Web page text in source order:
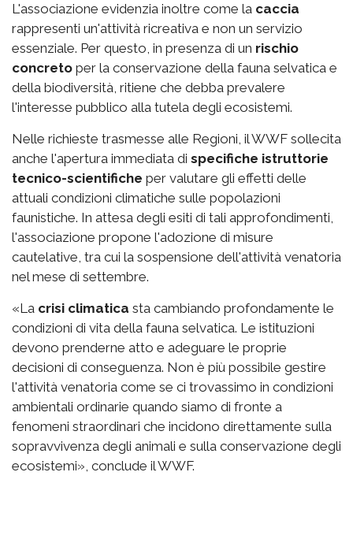
L'associazione evidenzia inoltre come la caccia
rappresenti un'attività ricreativa e non un servizio
essenziale. Per questo, in presenza di un rischio
concreto per la conservazione della fauna selvatica e
della biodiversità, ritiene che debba prevalere
l'interesse pubblico alla tutela degli ecosistemi.
Nelle richieste trasmesse alle Regioni, il WWF sollecita
anche l'apertura immediata di specifiche istruttorie
tecnico-scientifiche per valutare gli effetti delle
attuali condizioni climatiche sulle popolazioni
faunistiche. In attesa degli esiti di tali approfondimenti,
l'associazione propone l'adozione di misure
cautelative, tra cui la sospensione dell'attività venatoria
nel mese di settembre.
«La crisi climatica sta cambiando profondamente le
condizioni di vita della fauna selvatica. Le istituzioni
devono prenderne atto e adeguare le proprie
decisioni di conseguenza. Non è più possibile gestire
l'attività venatoria come se ci trovassimo in condizioni
ambientali ordinarie quando siamo di fronte a
fenomeni straordinari che incidono direttamente sulla
sopravvivenza degli animali e sulla conservazione degli
ecosistemi», conclude il WWF.